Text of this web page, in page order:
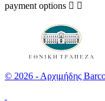
payment options  
© 2026 - Αρχιμήδης